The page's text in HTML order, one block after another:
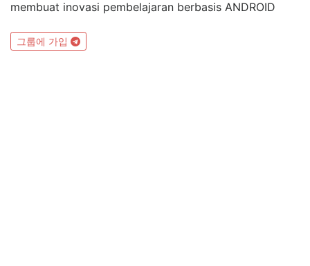
membuat inovasi pembelajaran berbasis ANDROID
그룹에 가입